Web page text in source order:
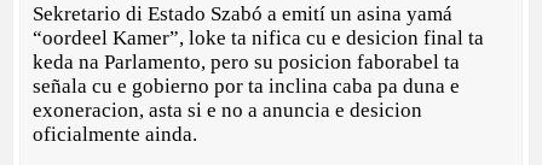
Sekretario di Estado Szabó a emití un asina yamá
“oordeel Kamer”, loke ta nifica cu e desicion final ta
keda na Parlamento, pero su posicion faborabel ta
señala cu e gobierno por ta inclina caba pa duna e
exoneracion, asta si e no a anuncia e desicion
oficialmente ainda.